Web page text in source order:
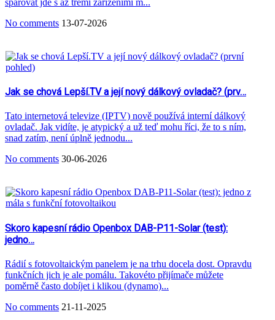
No comments 13-07-2026
Jak se chová Lepší.TV a její nový dálkový ovladač? (prv…
Tato internetová televize (IPTV) nově používá interní dálkový
ovladač. Jak vidíte, je atypický a už teď mohu říci, že to s ním,
snad zatím, není úplně jednodu...
No comments 30-06-2026
Skoro kapesní rádio Openbox DAB-P11-Solar (test):
jedno…
Rádií s fotovoltaickým panelem je na trhu docela dost. Opravdu
funkčních jich je ale pomálu. Takovéto přijímače můžete
poměrně často dobíjet i klikou (dynamo)...
No comments 21-11-2025